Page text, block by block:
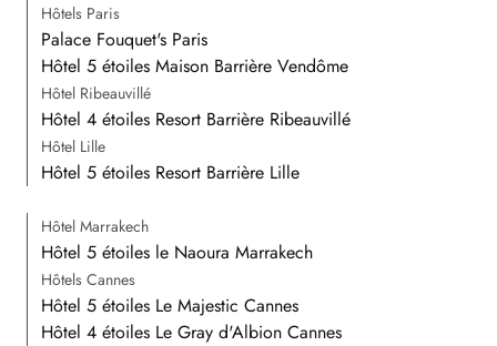
Hôtels Paris
Palace Fouquet's Paris
Hôtel 5 étoiles Maison Barrière Vendôme
Hôtel Ribeauvillé
Hôtel 4 étoiles Resort Barrière Ribeauvillé
Hôtel Lille
Hôtel 5 étoiles Resort Barrière Lille
Hôtel Marrakech
Hôtel 5 étoiles le Naoura Marrakech
Hôtels Cannes
Hôtel 5 étoiles Le Majestic Cannes
Hôtel 4 étoiles Le Gray d'Albion Cannes